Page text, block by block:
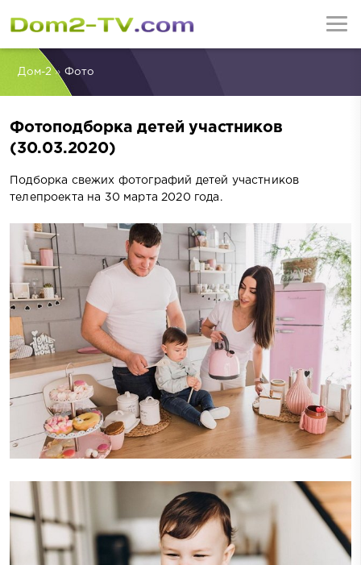
Дом-2» Фото
Фотоподборка детей участников
(30.03.2020)
Подборка свежих фотографий детей участников
телепроекта на 30 марта 2020 года.